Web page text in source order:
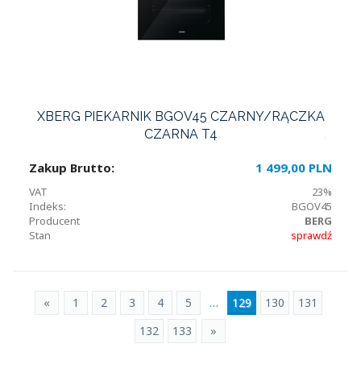
XBERG PIEKARNIK BGOV45 CZARNY/RĄCZKA
CZARNA T4
Zakup Brutto: 1 499,00 PLN
VAT
23%
Indeks:
BGOV45
Producent
BERG
Stan
sprawdź
« 1 2 3 4 5 … 129 130
131
132
133 »